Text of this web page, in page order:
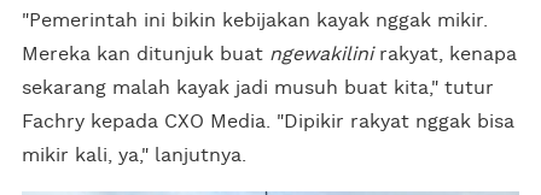
"Pemerintah ini bikin kebijakan kayak nggak mikir.
Mereka kan ditunjuk buat ngewakilinirakyat, kenapa
sekarang malah kayak jadi musuh buat kita," tutur
Fachry kepada CXO Media. "Dipikir rakyat nggak bisa
mikir kali, ya," lanjutnya.